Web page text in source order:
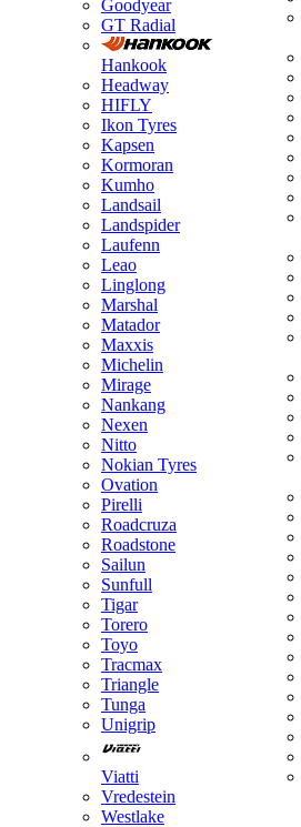
Goodyear
GT Radial
Hankook
Headway
HIFLY
Ikon Tyres
Kapsen
Kormoran
Kumho
Landsail
Landspider
Laufenn
Leao
Linglong
Marshal
Matador
Maxxis
Michelin
Mirage
Nankang
Nexen
Nitto
Nokian Tyres
Ovation
Pirelli
Roadcruza
Roadstone
Sailun
Sunfull
Tigar
Torero
Toyo
Tracmax
Triangle
Tunga
Unigrip
Viatti
Vredestein
Westlake